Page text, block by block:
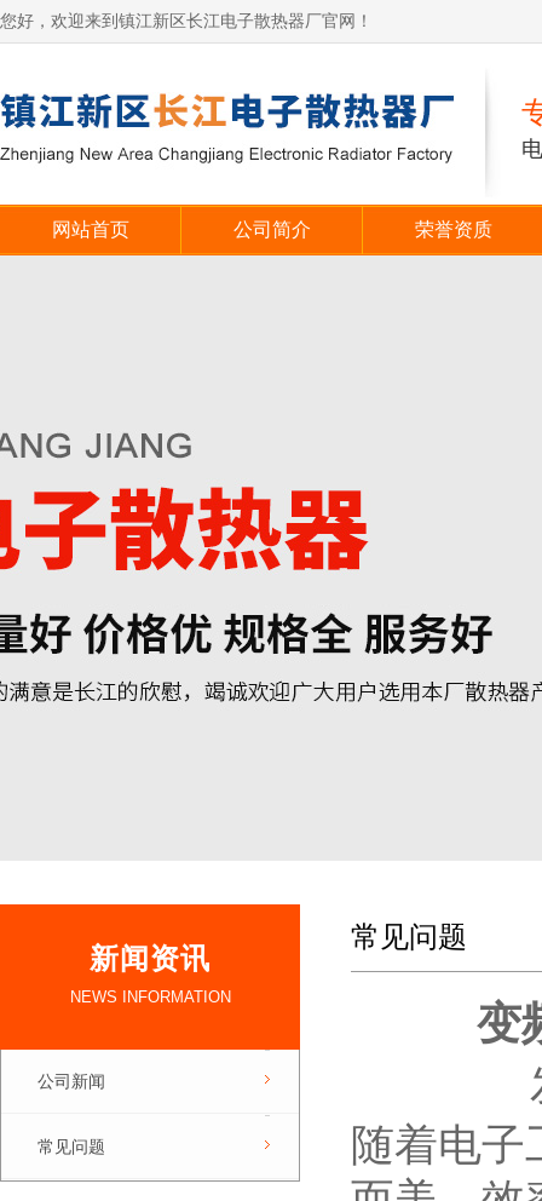
您好，欢迎来到镇江新区长江电子散热器厂官网！
网站首页 公司简介 荣誉资质
新闻资讯
NEWS INFORMATION
公司新闻
常见问题
常见问题
变
随着电